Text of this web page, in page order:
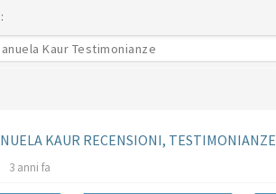
KAUR RECENSIONI,
3 anni fa